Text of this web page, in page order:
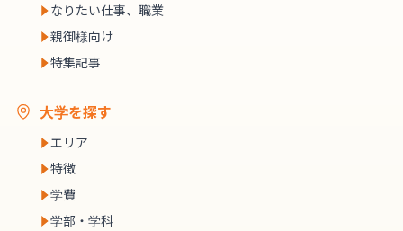
なりたい仕事、職業
親御様向け
特集記事
大学を探す
エリア
特徴
学費
学部・学科